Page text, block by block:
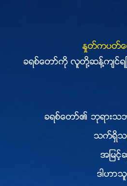
ႏႈတ္ကပတ္ေ
ခရစ္ေတာ္ကို လူတို႔ဆန႔္က်င္ရျ
ခရစ္ေတာ္၏ ဘုရား
သက္ရွိသတၱ
အျမင့္
ဒါဟာ